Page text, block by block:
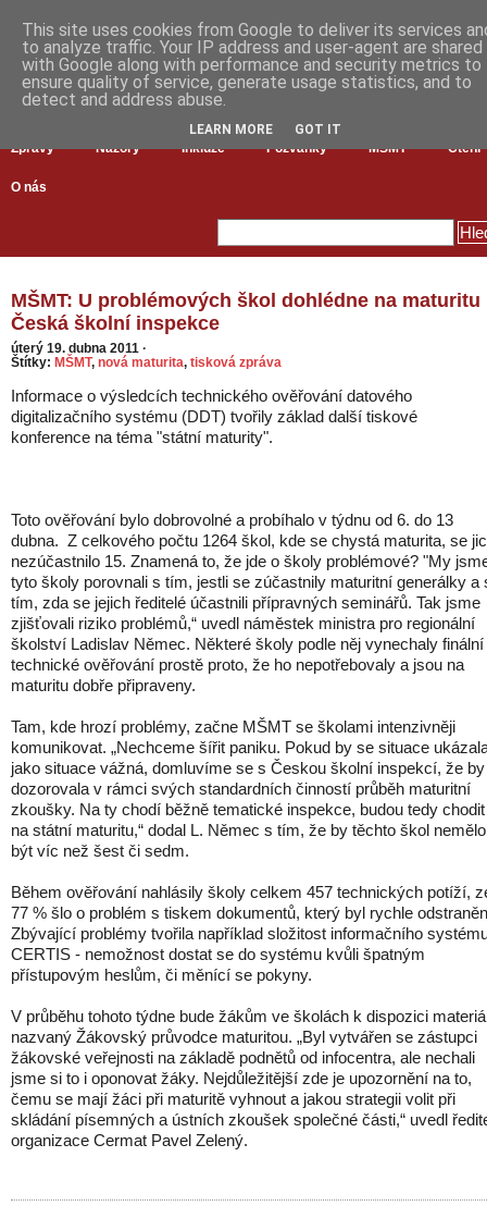
Zprávy Názory Inkluze Pozvánky MŠMT Čtení
O nás
MŠMT: U problémových škol dohlédne na maturitu
Česká školní inspekce
úterý 19. dubna 2011 ·
Štítky: MŠMT, nová maturita, tisková zpráva
Informace o výsledcích technického ověřování datového
digitalizačního systému (DDT) tvořily základ další tiskové
konference na téma "státní maturity".
Toto ověřování bylo dobrovolné a probíhalo v týdnu od 6. do 13
dubna. Z celkového počtu 1264 škol, kde se chystá maturita, se
nezúčastnilo 15. Znamená to, že jde o školy problémové? "My
tyto školy porovnali s tím, jestli se zúčastnily maturitní generálky a
tím, zda se jejich ředitelé účastnili přípravných seminářů. Tak jsme
zjišťovali riziko problémů,“ uvedl náměstek ministra pro regionální
školství Ladislav Němec. Některé školy podle něj vynechaly finální
technické ověřování prostě proto, že ho nepotřebovaly a jsou na
maturitu dobře připraveny.
Tam, kde hrozí problémy, začne MŠMT se školami intenzivněji
komunikovat. „Nechceme šířit paniku. Pokud by se situace
jako situace vážná, domluvíme se s Českou školní inspekcí, že by
dozorovala v rámci svých standardních činností průběh maturitní
zkoušky. Na ty chodí běžně tematické inspekce, budou tedy
na státní maturitu,“ dodal L. Němec s tím, že by těchto škol nemělo
být víc než šest či sedm.
Během ověřování nahlásily školy celkem 457 technických potíží,
77 % šlo o problém s tiskem dokumentů, který byl rychle
Zbývající problémy tvořila například složitost informačního
CERTIS - nemožnost dostat se do systému kvůli špatným
přístupovým heslům, či měnící se pokyny.
V průběhu tohoto týdne bude žákům ve školách k dispozici
nazvaný Žákovský průvodce maturitou. „Byl vytvářen se zástupci
žákovské veřejnosti na základě podnětů od infocentra, ale nechali
jsme si to i oponovat žáky. Nejdůležitější zde je upozornění na to,
čemu se mají žáci při maturitě vyhnout a jakou strategii volit při
skládání písemných a ústních zkoušek společné části,“ uvedl
organizace Cermat Pavel Zelený.
This site uses cookies from Google to deliver its services
to analyze traffic. Your IP address and user-agent are shared
with Google along with performance and security metrics to
ensure quality of service, generate usage statistics, and to
detect and address abuse.
LEARN MORE GOT IT